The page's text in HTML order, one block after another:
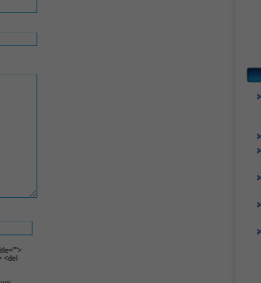
<del